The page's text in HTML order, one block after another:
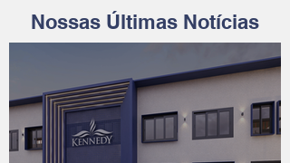
Nossas Últimas Notícias